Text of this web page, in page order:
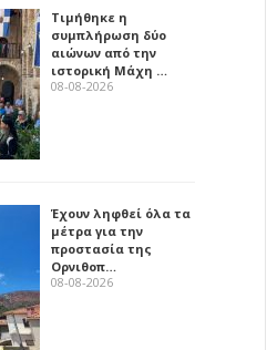
Τιμήθηκε η
συμπλήρωση δύο
αιώνων από την
ιστορική Μάχη …
08-08-2026
Έχουν ληφθεί όλα τα
μέτρα για την
προστασία της
Ορνιθοπ…
08-08-2026